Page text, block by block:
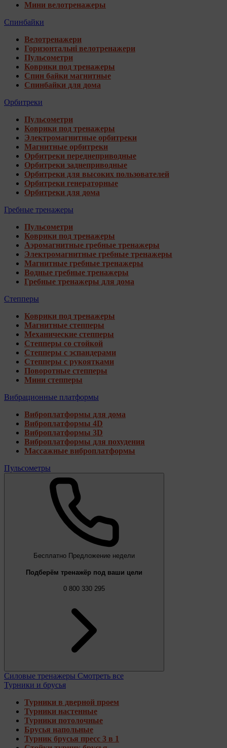
Мини велотренажеры
Спинбайки
Велотренажери
Горизонтальні велотренажери
Пульсометри
Коврики под тренажеры
Спин байки магнитные
Спинбайки для дома
Орбитреки
Пульсометри
Коврики под тренажеры
Электромагнитные орбитреки
Магнитные орбитреки
Орбитреки переднеприводные
Орбитреки заднеприводные
Орбитреки для высоких пользователей
Орбитреки генераторные
Орбитреки для дома
Гребные тренажеры
Пульсометри
Коврики под тренажеры
Аэромагнитные гребные тренажеры
Электромагнитные гребные тренажеры
Магнитные гребные тренажеры
Водные гребные тренажеры
Гребные тренажеры для дома
Степперы
Коврики под тренажеры
Магнитные степперы
Механические степперы
Степперы со стойкой
Степперы с эспандерами
Степперы с рукоятками
Поворотные степперы
Мини степперы
Вибрационные платформы
Виброплатформы для дома
Виброплатформы 4D
Виброплатформы 3D
Виброплатформы для похудения
Массажные виброплатформы
Пульсометры
Бесплатно Предложение недели
Подберём тренажёр под ваши цели
0 800 330 295
Силовые тренажеры Смотреть все
Турники и брусья
Турники в дверной проем
Турники настенные
Турники потолочные
Брусья напольные
Турник брусья пресс 3 в 1